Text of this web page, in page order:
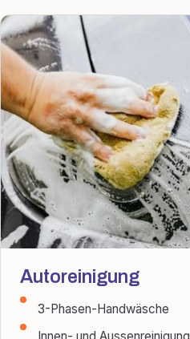
Autoreinigung
3-Phasen-Handwäsche